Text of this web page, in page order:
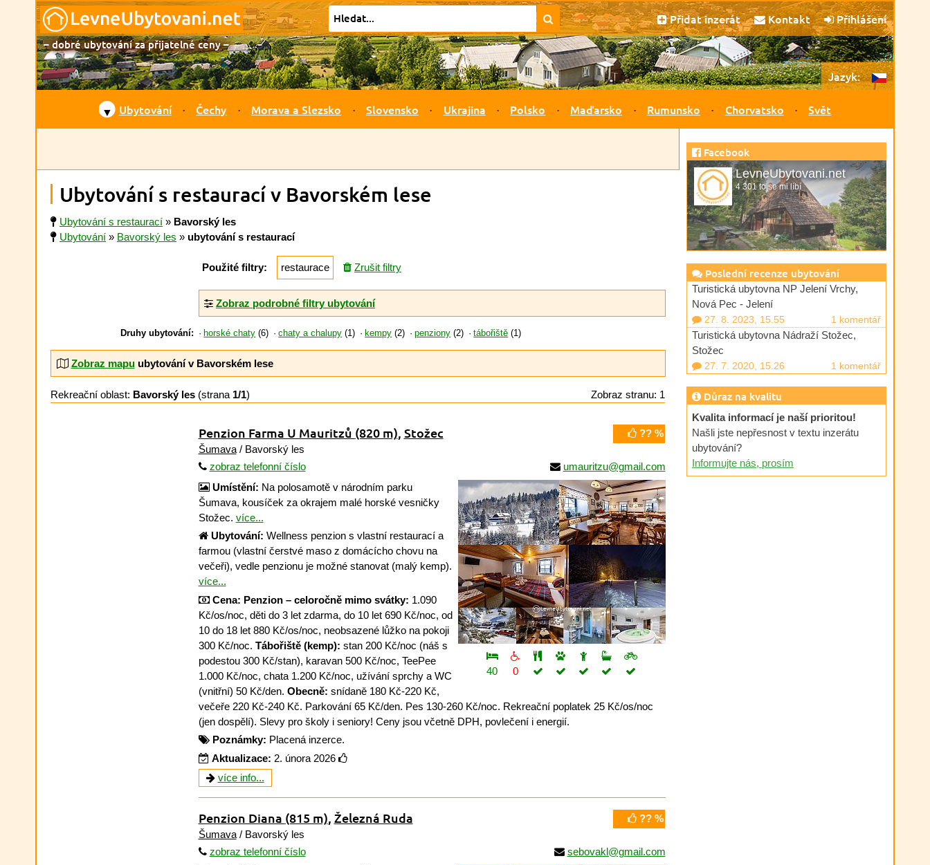
Přidat inzerát Kontakt Přihlášení
– dobré ubytování za přijatelné ceny –
Jazyk:
▼ Ubytování Čechy Morava a Slezsko Slovensko Ukrajina Polsko Maďarsko Rumunsko Chorvatsko Svět
Ubytování s restaurací v Bavorském lese
Ubytování s restaurací » Bavorský les
Ubytování » Bavorský les » ubytování s restaurací
Použité filtry: restaurace Zrušit filtry
Zobraz podrobné filtry ubytování
Druhy ubytování: horské chaty (6) chaty a chalupy (1) kempy (2) penziony (2) tábořiště (1)
Zobraz mapuubytování v Bavorském lese
Rekreační oblast: Bavorský les (strana 1/1) Zobraz stranu: 1
?? %
Penzion Farma U Mauritzů (820 m), Stožec
Šumava/ Bavorský les
zobraz telefonní číslo
umauritzu@gmail.com
40 0
Umístění: Na polosamotě v národním parku
Šumava, kousíček za okrajem malé horské vesničky
Stožec. více...
Ubytování: Wellness penzion s vlastní restaurací a
farmou (vlastní čerstvé maso z domácícho chovu na
večeři), vedle penzionu je možné stanovat (malý kemp).
více...
Cena: Penzion – celoročně mimo svátky: 1.090
Kč/os/noc, děti do 3 let zdarma, do 10 let 690 Kč/noc, od
10 do 18 let 880 Kč/os/noc, neobsazené lůžko na pokoji
300 Kč/noc. Tábořiště (kemp): stan 200 Kč/noc (náš s
podestou 300 Kč/stan), karavan 500 Kč/noc, TeePee
1.000 Kč/noc, chata 1.200 Kč/noc, užívání sprchy a WC
(vnitřní) 50 Kč/den. Obecně: snídaně 180 Kč-220 Kč,
večeře 220 Kč-240 Kč. Parkování 65 Kč/den. Pes 130-260 Kč/noc. Rekreační poplatek 25 Kč/os/noc
(jen dospělí). Slevy pro školy i seniory! Ceny jsou včetně DPH, povlečení i energií.
Poznámky: Placená inzerce.
Aktualizace: 2. února 2026
více info...
?? %
Penzion Diana (815 m), Železná Ruda
Šumava/ Bavorský les
zobraz telefonní číslo
sebovakl@gmail.com
Facebook
LevneUbytovani.net
4 301 to se mi líbí
Poslední recenze ubytování
Turistická ubytovna NP Jelení Vrchy,
Nová Pec - Jelení
27. 8. 2023, 15.55 1 komentář
Turistická ubytovna Nádraží Stožec,
Stožec
27. 7. 2020, 15.26 1 komentář
Důraz na kvalitu
Kvalita informací je naší prioritou!
Našli jste nepřesnost v textu inzerátu
ubytování?
Informujte nás, prosím